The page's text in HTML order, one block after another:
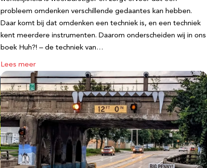
probleem omdenken verschillende gedaantes kan hebben.
Daar komt bij dat omdenken een techniek is, en een techniek
kent meerdere instrumenten. Daarom onderscheiden wij in ons
boek Huh?! – de techniek van…
Lees meer